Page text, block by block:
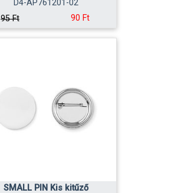
D4-AP761201-02
95 Ft
90 Ft
SMALL PIN Kis kitűző